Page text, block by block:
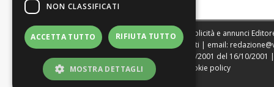
Sede legale, Redazione, pubblicità e annunci
Direttore Resp. Giovanni Botti | email:
Tribunale di Modena n. 1604/2001 del 16/10/2001
|Web Agency Modena Cookie policy
|Privacy policy
NON CLASSIFICATI
ACCETTA TUTTO RIFIUTA TUTTO
MOSTRA DETTAGLI